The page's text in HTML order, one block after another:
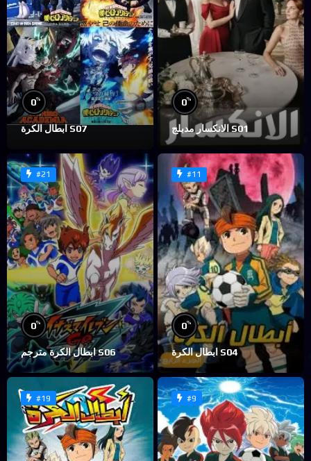
0%
ابطال الكرة S07
0%
الانكسار مدبلج S01
#21
0%
ابطال الكرة مترجم S06
#11
0%
ابطال الكرة S04
#19 #9